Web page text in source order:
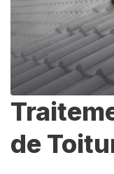
de